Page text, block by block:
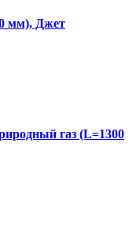
мм), Джет
газ (L=1300